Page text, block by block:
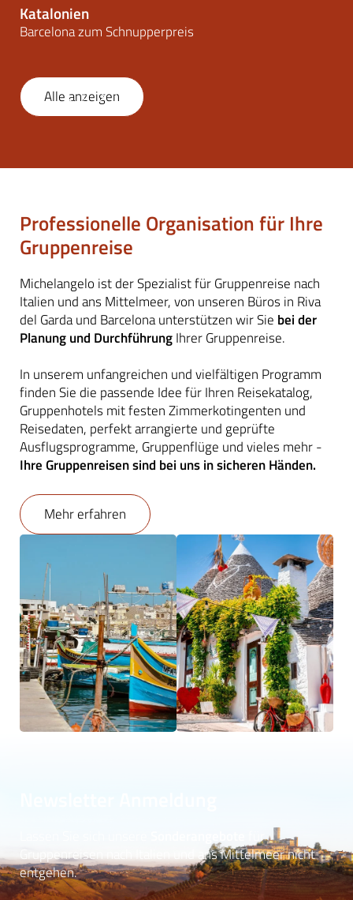
Katalonien
Barcelona zum Schnupperpreis
1 21
Alle anzeigen
Professionelle Organisation für Ihre
Gruppenreise
Michelangelo ist der Spezialist für Gruppenreise nach
Italien und ans Mittelmeer, von unseren Büros in Riva
del Garda und Barcelona unterstützen wir Sie bei der
Planung und DurchführungIhrer Gruppenreise.
In unserem unfangreichen und vielfältigen Programm
finden Sie die passende Idee für Ihren Reisekatalog,
Gruppenhotels mit festen Zimmerkotingenten und
Reisedaten, perfekt arrangierte und geprüfte
Ausflugsprogramme, Gruppenflüge und vieles mehr -
Ihre Gruppenreisen sind bei uns in sicheren Händen.
Mehr erfahren
für
Gruppenreisen nach Italien und ans Mittelmeer nicht
entgehen.